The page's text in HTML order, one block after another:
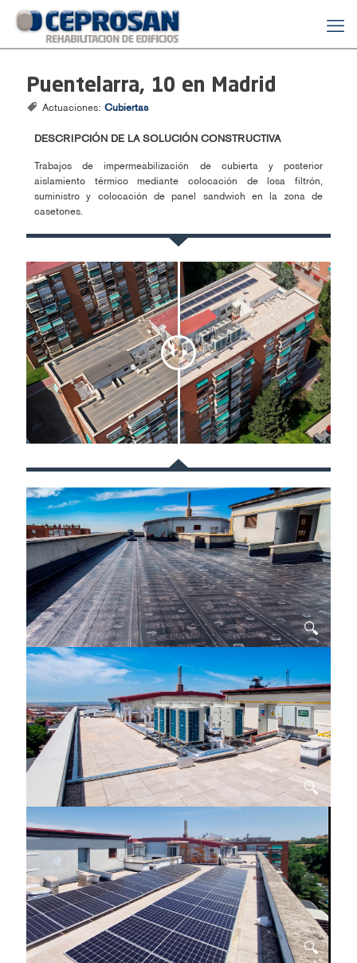
Puentelarra, 10 en Madrid
Actuaciones: Cubiertas
DESCRIPCIÓN DE LA SOLUCIÓN CONSTRUCTIVA
Trabajos de impermeabilización de cubierta y posterior
aislamiento térmico mediante colocación de losa filtrón,
suministro y colocación de panel sandwich en la zona de
casetones.